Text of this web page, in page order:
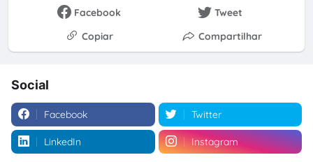
Facebook
Tweet
Copiar
Compartilhar
Social
Facebook Twitter
LinkedIn Instagram